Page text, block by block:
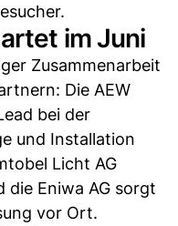
im Juni
Zusammenarbeit
Die AEW
bei der
und Installation
Licht AG
die Eniwa AG sorgt
vor Ort.